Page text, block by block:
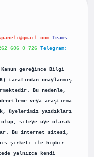
Teams:
606 0 726 Telegram:
gereğince Bilgi
tarafından onaylanmış
Bu nedenle,
veya araştırma
üyelerimiz yazdıkları
olup, siteye üye olarak
Bu internet sitesi,
şirketi ile hiçbir
yalnızca kendi